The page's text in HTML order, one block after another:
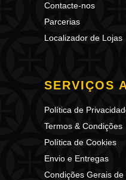
Contacte-nos
Parcerias
Localizador de Lojas
SERVIÇOS
Política de
Termos & Condições
Política de Cookies
Envio e Entregas
Condições Gerais de